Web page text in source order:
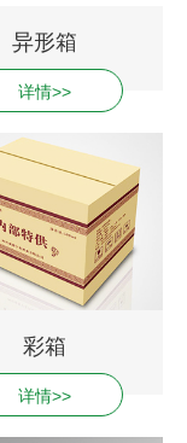
异形箱
详情>>
彩箱
详情>>